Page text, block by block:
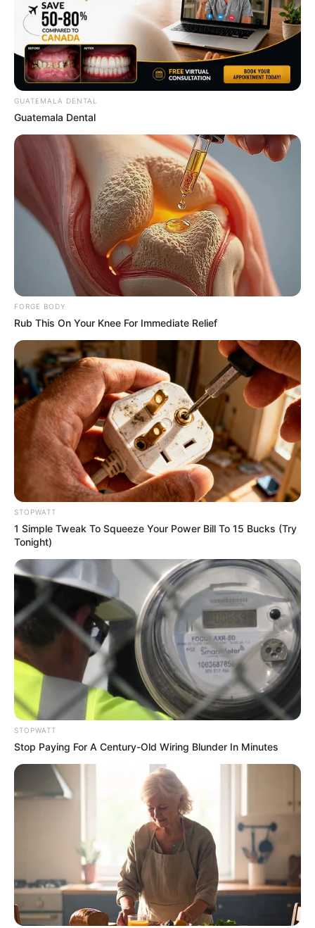
10 Things Men Want From Women (That They Won't
Tell You).
BUZZDAY
Knee Arthritis: A Simple Tip For Pain Relief
FORGE BODY
Neuropathy Has Linked To A Common Habit. Do You
NERVE FLOW
The Videos Of Hillary Clinton That Stunned Everyone
BUZZDAY
Men 45+ Are Trying This To Perform Better
GUATEMALA DENTAL
Guatemala Dental
FORGE BODY
Rub This On Your Knee For Immediate Relief
STOPWATT
1 Simple Tweak To Squeeze Your Power Bill To 15 Bucks (Try
Tonight)
STOPWATT
Stop Paying For A Century-Old Wiring Blunder In Minutes